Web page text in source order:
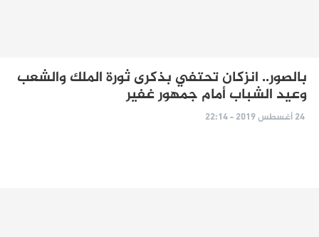
بالصور.. انزكان تحتفي بذكرى ثورة الملك والشعب
وعيد الشباب أمام جمهور غفير
24 أغسطس 2019 - 22:14